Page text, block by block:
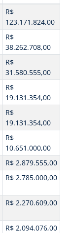
R$
123.171.824,00
R$
38.262.708,00
R$
31.580.555,00
R$
19.131.354,00
R$
19.131.354,00
R$
10.651.000,00
R$ 2.879.555,00
R$ 2.785.000,00
R$ 2.270.609,00
R$ 2.094.076,00